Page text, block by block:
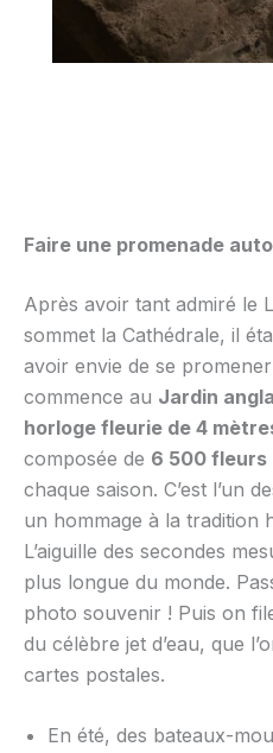
Faire une promenade
Après avoir tant admiré le
sommet la Cathédrale, il
avoir envie de se
commence au Jardin
horloge fleurie de 4
composée de 6 500 fleurs
chaque saison. C’est l’un
un hommage à la tradition
L’aiguille des secondes
plus longue du monde.
photo souvenir ! Puis on
du célèbre jet d’eau, que
cartes postales.
En été, des bateaux-